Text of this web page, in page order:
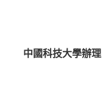
中國科技大學辦